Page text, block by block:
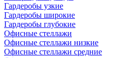
Гардеробы узкие
Гардеробы широкие
Гардеробы глубокие
Офисные стеллажи
Офисные стеллажи низкие
Офисные стеллажи средние